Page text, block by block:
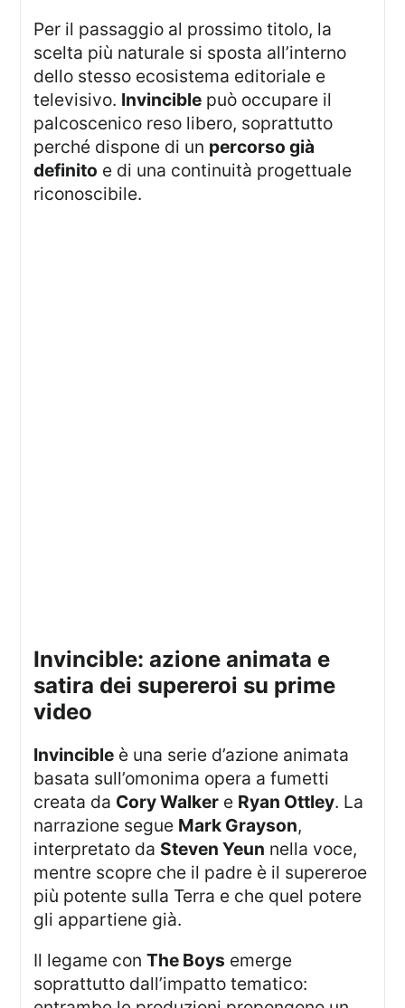
Per il passaggio al prossimo titolo, la
scelta più naturale si sposta all’interno
dello stesso ecosistema editoriale e
televisivo. Invincible può occupare il
palcoscenico reso libero, soprattutto
perché dispone di un percorso già
definito e di una continuità progettuale
riconoscibile.
invincible: azione animata e
satira dei supereroi su prime
video
Invincible è una serie d’azione animata
basata sull’omonima opera a fumetti
creata da Cory Walker e Ryan Ottley. La
narrazione segue Mark Grayson,
interpretato da Steven Yeun nella voce,
mentre scopre che il padre è il supereroe
più potente sulla Terra e che quel potere
gli appartiene già.
Il legame conThe Boys emerge
soprattutto dall’impatto tematico: